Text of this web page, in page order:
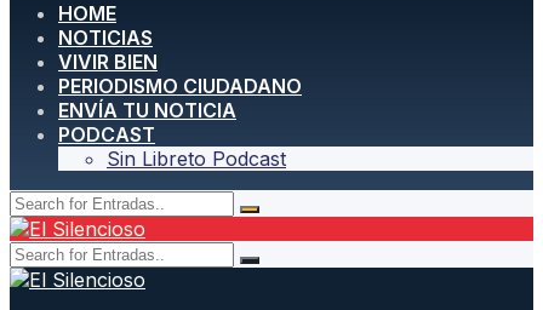
HOME
NOTICIAS
VIVIR BIEN
PERIODISMO CIUDADANO
ENVÍA TU NOTICIA
PODCAST
Sin Libreto Podcast